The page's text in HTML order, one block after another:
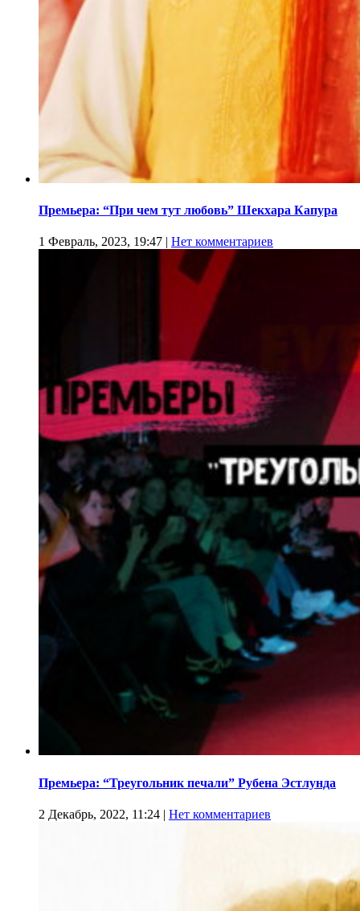
Премьера: “При чем тут любовь” Шекхара Капура
1 Февраль, 2023, 19:47 | Нет комментариев
Премьера: “Треугольник печали” Рубена Эстлунда
2 Декабрь, 2022, 11:24 | Нет комментариев